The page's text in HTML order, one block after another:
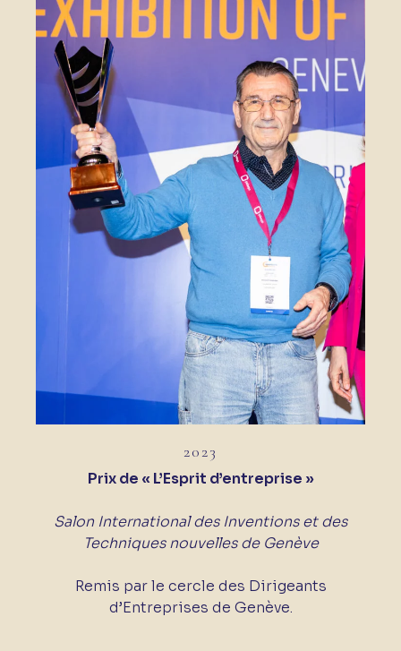
2023
Prix de « L’Esprit d’entreprise »
Salon International des Inventions et des
Techniques nouvelles de Genève
Remis par le cercle des Dirigeants
d’Entreprises de Genève.